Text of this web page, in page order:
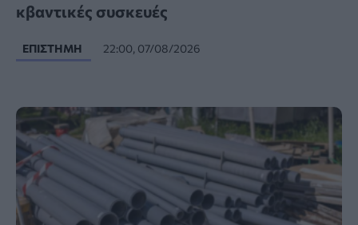
κβαντικές συσκευές
ΕΠΙΣΤΉΜΗ 22:00, 07/08/2026